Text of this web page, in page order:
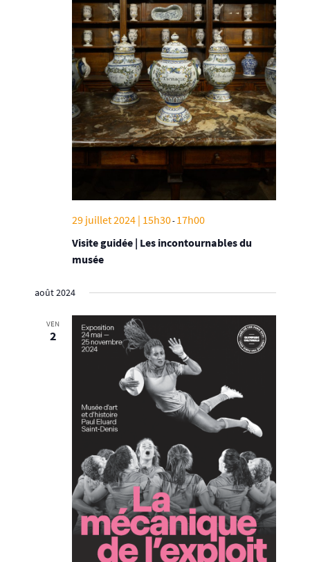
Visite guidée | Les incontournables du
musée
29 juillet 2024 | 15h30- 17h00
août 2024
VEN
2